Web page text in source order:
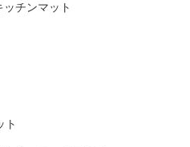
ッチンマット
ト